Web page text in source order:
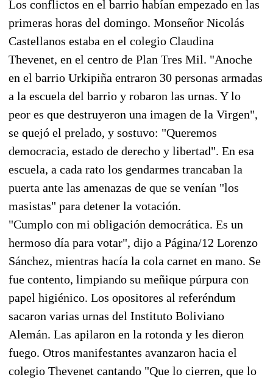
Los conflictos en el barrio habían empezado en las
primeras horas del domingo. Monseñor Nicolás
Castellanos estaba en el colegio Claudina
Thevenet, en el centro de Plan Tres Mil. "Anoche
en el barrio Urkipiña entraron 30 personas armadas
a la escuela del barrio y robaron las urnas. Y lo
peor es que destruyeron una imagen de la Virgen",
se quejó el prelado, y sostuvo: "Queremos
democracia, estado de derecho y libertad". En esa
escuela, a cada rato los gendarmes trancaban la
puerta ante las amenazas de que se venían "los
masistas" para detener la votación.
"Cumplo con mi obligación democrática. Es un
hermoso día para votar", dijo a Página/12 Lorenzo
Sánchez, mientras hacía la cola carnet en mano. Se
fue contento, limpiando su meñique púrpura con
papel higiénico. Los opositores al referéndum
sacaron varias urnas del Instituto Boliviano
Alemán. Las apilaron en la rotonda y les dieron
fuego. Otros manifestantes avanzaron hacia el
colegio Thevenet cantando "Que lo cierren, que lo